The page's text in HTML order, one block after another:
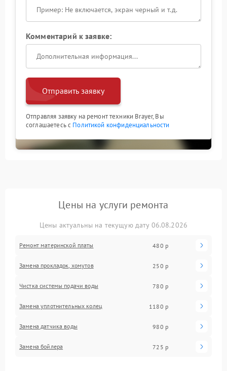
Комментарий к заявке:
Отправить заявку
Отправляя заявку на ремонт техники Brayer, Вы
соглашаетесь с Политикой конфиденциальности
Цены на услуги ремонта
Цены актуальны на текущую дату 06.08.2026
Ремонт материнской платы 480 р
Замена прокладок, хомутов 250 р
Чистка системы подачи воды 780 р
Замена уплотнительных колец 1180 р
Замена датчика воды 980 р
Замена бойлера 725 р